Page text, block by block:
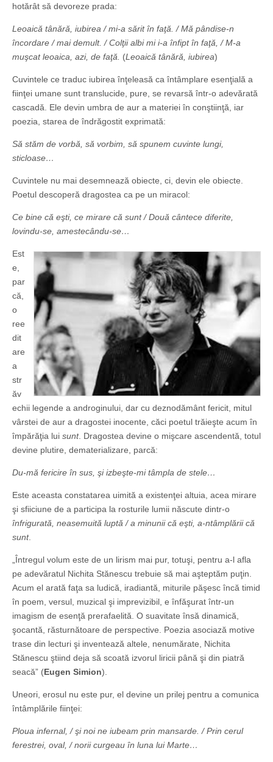
hotărât să devoreze prada:
Leoaică tânără, iubirea / mi-a sărit în faţă. / Mă pândise-n
încordare / mai demult. / Colţii albi mi i-a înfipt în faţă, / M-a
muşcat leoaica, azi, de faţă. (Leoaică tânără, iubirea)
Cuvintele ce traduc iubirea înţeleasă ca întâmplare esenţială a
fiinţei umane sunt translucide, pure, se revarsă într-o adevărată
cascadă. Ele devin umbra de aur a materiei în conştiinţă, iar
poezia, starea de îndrăgostit exprimată:
Să stăm de vorbă, să vorbim, să spunem cuvinte lungi,
sticloase…
Cuvintele nu mai desemnează obiecte, ci, devin ele obiecte.
Poetul descoperă dragostea ca pe un miracol:
Ce bine că eşti, ce mirare că sunt / Două cântece diferite,
lovindu-se, amestecându-se…
Est
e,
par
că,
o
ree
dit
are
a
str
ăv
echii legende a androginului, dar cu deznodământ fericit, mitul
vârstei de aur a dragostei inocente, căci poetul trăieşte acum în
împărăţia lui sunt. Dragostea devine o mişcare ascendentă, totul
devine plutire, dematerializare, parcă:
Du-mă fericire în sus, şi izbeşte-mi tâmpla de stele…
Este aceasta constatarea uimită a existenţei altuia, acea mirare
şi sfiiciune de a participa la rosturile lumii născute dintr-o
înfrigurată, neasemuită luptă / a minunii că eşti, a-ntâmplării că
sunt.
„Întregul volum este de un lirism mai pur, totuşi, pentru a-l afla
pe adevăratul Nichita Stănescu trebuie să mai aşteptăm puţin.
Acum el arată faţa sa ludică, iradiantă, miturile păşesc încă timid
în poem, versul, muzical şi imprevizibil, e înfăşurat într-un
imagism de esenţă prerafaelită. O suavitate însă dinamică,
şocantă, răsturnătoare de perspective. Poezia asociază motive
trase din lecturi şi inventează altele, nenumărate, Nichita
Stănescu ştiind deja să scoată izvorul liricii până şi din piatră
seacă” (Eugen Simion).
Uneori, erosul nu este pur, el devine un prilej pentru a comunica
întâmplările fiinţei:
Ploua infernal, / şi noi ne iubeam prin mansarde. / Prin cerul
ferestrei, oval, / norii curgeau în luna lui Marte…